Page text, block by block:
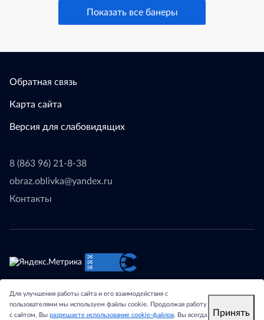
Показать все банеры
Обратная связь
Карта сайта
Версия для слабовидящих
8 (863 96) 21-8-38
obraz.oblivka@yandex.ru
Контакты
района Ростовской области.
Для улучшения работы сайта и его взаимодействия с
пользователями мы используем файлы cookie. Продолжая работу
с сайтом, Вы разрешаете использование cookie-файлов. Вы всегда Принять